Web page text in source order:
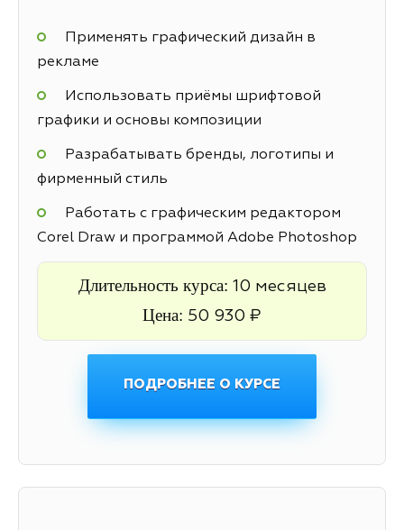
Применять графический дизайн в
рекламе
Использовать приёмы шрифтовой
графики и основы композиции
Разрабатывать бренды, логотипы и
фирменный стиль
Работать с графическим редактором
Corel Draw и программой Adobe Photoshop
Длительность курса: 10 месяцев
Цена: 50 930 ₽
ПОДРОБНЕЕ О КУРСЕ